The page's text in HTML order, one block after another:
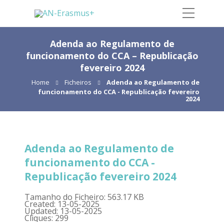
Adenda ao Regulamento de
funcionamento do CCA – Republicação
fevereiro 2024
Home Ficheiros
Adenda ao Regulamento de
funcionamento do CCA - Republicação fevereiro
2024
Adenda ao Regulamento de
funcionamento do CCA -
Republicação fevereiro 2024
Tamanho do Ficheiro: 563.17 KB
Created: 13-05-2025
Updated: 13-05-2025
Cliques: 299